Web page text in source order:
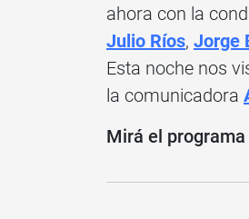
ahora con la
Julio Ríos, Jorge
Esta noche nos
la comunicadora
Mirá el